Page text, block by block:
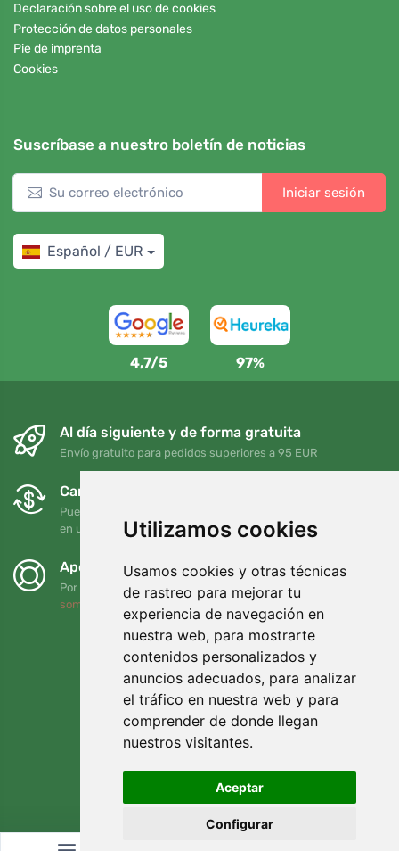
Utilizamos cookies
Usamos cookies y otras técnicas
de rastreo para mejorar tu
experiencia de navegación en
nuestra web, para mostrarte
contenidos personalizados y
anuncios adecuados, para analizar
el tráfico en nuestra web y para
comprender de donde llegan
nuestros visitantes.
Aceptar
Configurar
Declaración sobre el uso de cookies
Protección de datos personales
Pie de imprenta
Cookies
Suscríbase a nuestro boletín de noticias
Iniciar sesión
Español / EUR
4,7/5 97%
Al día siguiente y de forma gratuita
Envío gratuito para pedidos superiores a 95 EUR
Cambios y devoluciones gratuitos
Puede devolver o cambiar su pedido en cualquier momento
en un plazo de 90 días
Apoyamos a Trees.org
Por cada pedido plantamos un árbol. Leer más
somos